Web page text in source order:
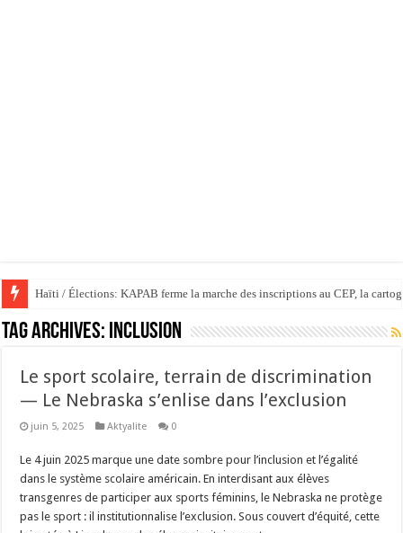
Haïti / Élections: KAPAB ferme la marche des inscriptions au CEP, la
Tag Archives: inclusion
Le sport scolaire, terrain de discrimination
— Le Nebraska s’enlise dans l’exclusion
juin 5, 2025 Aktyalite 0
Le 4 juin 2025 marque une date sombre pour l’inclusion et l’égalité
dans le système scolaire américain. En interdisant aux élèves
transgenres de participer aux sports féminins, le Nebraska ne protège
pas le sport : il institutionnalise l’exclusion. Sous couvert d’équité, cette